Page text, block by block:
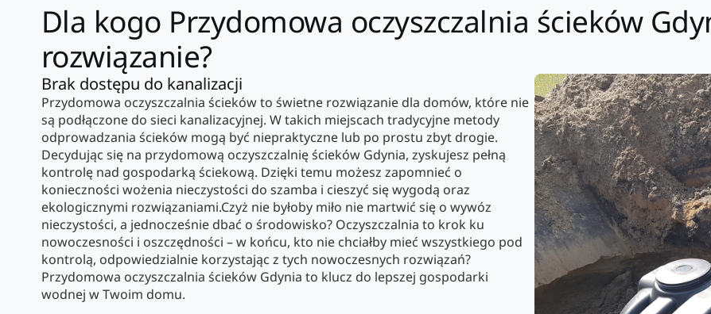
Dla kogo Przydomowa oczyszczalnia ścieków
rozwiązanie?
Brak dostępu do kanalizacji
Przydomowa oczyszczalnia ścieków to świetne rozwiązanie dla domów, które nie
są podłączone do sieci kanalizacyjnej. W takich miejscach tradycyjne metody
odprowadzania ścieków mogą być niepraktyczne lub po prostu zbyt drogie.
Decydując się na przydomową oczyszczalnię ścieków Gdynia, zyskujesz pełną
kontrolę nad gospodarką ściekową. Dzięki temu możesz zapomnieć o
konieczności wożenia nieczystości do szamba i cieszyć się wygodą oraz
ekologicznymi rozwiązaniami.Czyż nie byłoby miło nie martwić się o wywóz
nieczystości, a jednocześnie dbać o środowisko? Oczyszczalnia to krok ku
nowoczesności i oszczędności – w końcu, kto nie chciałby mieć wszystkiego pod
kontrolą, odpowiedzialnie korzystając z tych nowoczesnych rozwiązań?
Przydomowa oczyszczalnia ścieków Gdynia to klucz do lepszej gospodarki
wodnej w Twoim domu.